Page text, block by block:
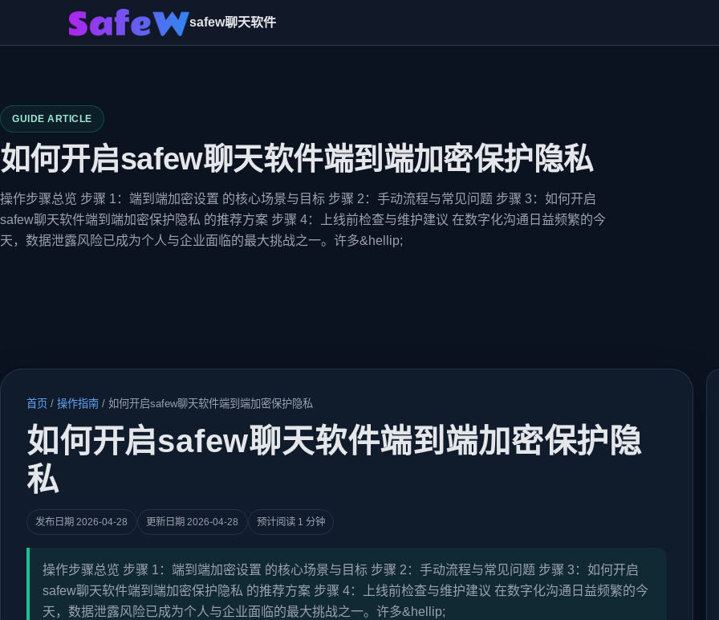
safew聊天软件
GUIDE ARTICLE
如何开启safew聊天软件端到端加密保护隐私
操作步骤总览 步骤 1：端到端加密设置 的核心场景与目标 步骤 2：手动流程与常见问题 步骤 3：如何开启
safew聊天软件端到端加密保护隐私 的推荐方案 步骤 4：上线前检查与维护建议 在数字化沟通日益频繁的今
天，数据泄露风险已成为个人与企业面临的最大挑战之一。许多&hellip;
首页 / 操作指南 / 如何开启safew聊天软件端到端加密保护隐私
如何开启safew聊天软件端到端加密保护隐
私
发布日期 2026-04-28 更新日期 2026-04-28 预计阅读 1 分钟
操作步骤总览 步骤 1：端到端加密设置 的核心场景与目标 步骤 2：手动流程与常见问题 步骤 3：如何开启
safew聊天软件端到端加密保护隐私 的推荐方案 步骤 4：上线前检查与维护建议 在数字化沟通日益频繁的今
天，数据泄露风险已成为个人与企业面临的最大挑战之一。许多&hellip;